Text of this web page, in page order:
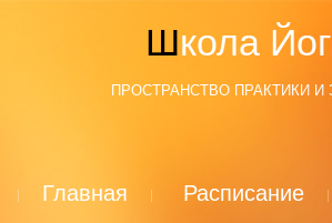
Школа
ПРОСТРАНСТВО ПРАКТИКИ И
Главная Расписание